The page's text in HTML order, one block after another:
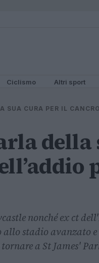
Ciclismo Altri sport
SUA CURA PER IL
della
nonché ex ct
stadio avanzato e
a St James'